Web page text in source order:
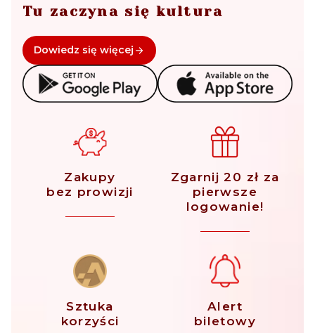
Tu zaczyna się kultura
Dowiedz się więcej
Zakupy
bez prowizji
Zgarnij 20 zł za
pierwsze
logowanie!
Sztuka
korzyści
Alert
biletowy